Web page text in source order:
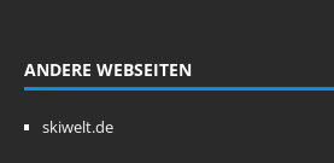
ANDERE WEBSEITEN
skiwelt.de